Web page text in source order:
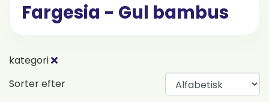
Fargesia - Gul bambus
kategori
Sorter efter